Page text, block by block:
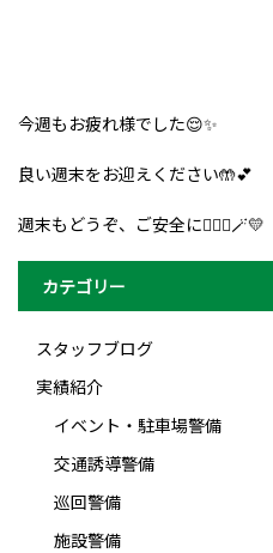
今週もお疲れ様でした😌✨
良い週末をお迎えください🤲💕
週末もどうぞ、ご安全に👮🏻‍♀️🪄💛
カテゴリー
スタッフブログ
実績紹介
イベント・駐車場警備
交通誘導警備
巡回警備
施設警備